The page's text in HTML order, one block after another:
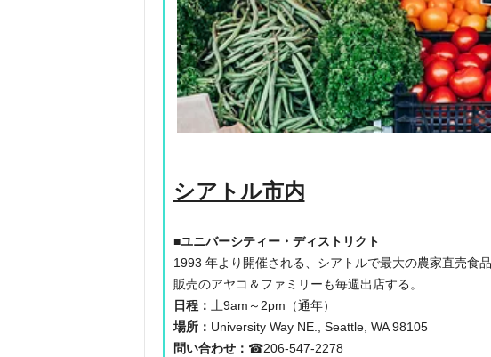
シアトル市内
■ユニバーシティー・ディストリクト
1993 年より開催される、シアトルで最大の農家直売食
販売のアヤコ＆ファミリーも毎週出店する。
日程： 土9am～2pm（通年）
場所： University Way NE., Seattle, WA 98105
問い合わせ： ☎206-547-2278